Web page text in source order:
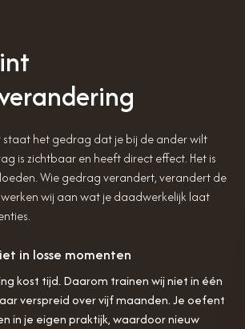
het gedrag dat je bij de ander wilt
is zichtbaar en heeft direct effect. Het is
Wie gedrag verandert, verandert de
wij aan wat je daadwerkelijk laat
in losse momenten
kost tijd. Daarom trainen wij niet in één
verspreid over vijf maanden. Je oefent
in je eigen praktijk, waardoor nieuw